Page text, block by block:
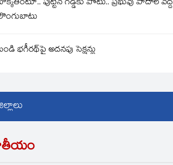
పుట్టిన గడ్డకు పోటు.. ప్రభువు పాదాల వద్ద
భగీరథ్‌పై అదనపు సెక్షన్లు